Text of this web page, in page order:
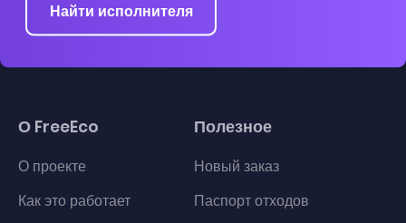
Найти исполнителя
О FreeEco
О проекте
Как это работает
Полезное
Новый заказ
Паспорт отходов